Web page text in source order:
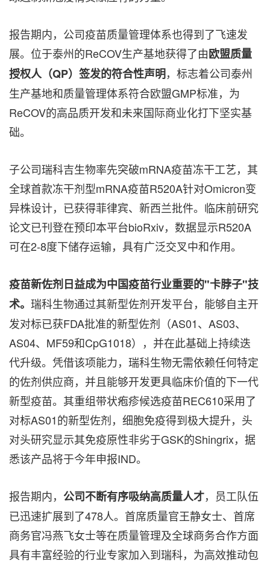
报告期内，公司疫苗质量管理体系也得到了飞速发
展。位于泰州的ReCOV生产基地获得了由欧盟质量
授权人（QP）签发的符合性声明，标志着公司泰州
生产基地和质量管理体系符合欧盟GMP标准，为
ReCOV的高品质开发和未来国际商业化打下坚实基
础。
子公司瑞科吉生物率先突破mRNA疫苗冻干工艺，其
全球首款冻干剂型mRNA疫苗R520A针对Omicron变
异株设计，已获得菲律宾、新西兰批件。临床前研究
论文已刊登在预印本平台bioRxiv，数据显示R520A
可在2-8度下储存运输，具有广泛交叉中和作用。
疫苗新佐剂日益成为中国疫苗行业重要的"卡脖子"技
术。 瑞科生物通过其新型佐剂开发平台，能够自主开
发对标已获FDA批准的新型佐剂（AS01、AS03、
AS04、MF59和CpG1018），并在此基础上持续迭
代升级。凭借该项能力，瑞科生物无需依赖任何特定
的佐剂供应商，并且能够开发更具临床价值的下一代
新型疫苗。其重组带状疱疹候选疫苗REC610采用了
对标AS01的新型佐剂，细胞免疫得到极大提升，头
对头研究显示其免疫原性非劣于GSK的Shingrix，据
悉该产品将于今年申报IND。
报告期内， 公司不断有序吸纳高质量人才，员工队伍
已迅速扩展到了478人。首席质量官王静女士、首席
商务官冯燕飞女士等在质量管理及全球商务合作方面
具有丰富经验的行业专家加入到瑞科，为高效推动包